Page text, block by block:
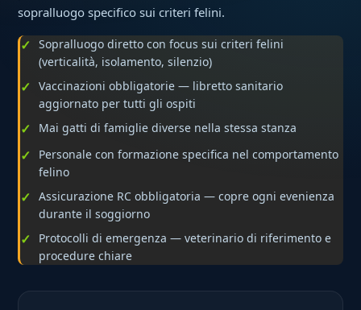
sopralluogo specifico sui criteri felini.
Sopralluogo diretto con focus sui criteri felini
(verticalità, isolamento, silenzio)
Vaccinazioni obbligatorie — libretto sanitario
aggiornato per tutti gli ospiti
Mai gatti di famiglie diverse nella stessa stanza
Personale con formazione specifica nel comportamento
felino
Assicurazione RC obbligatoria — copre ogni evenienza
durante il soggiorno
Protocolli di emergenza — veterinario di riferimento e
procedure chiare